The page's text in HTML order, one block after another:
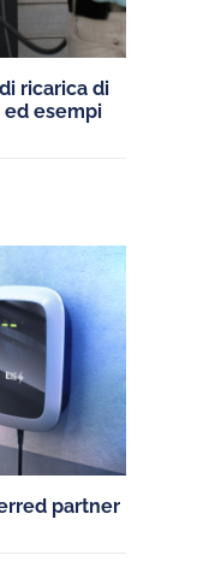
ricarica di
ed esempi
partner